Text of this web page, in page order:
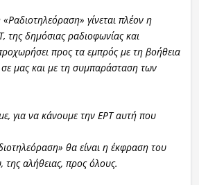
γίνεται πλέον η
της δημόσιας ραδιοφωνίας και
προς τα εμπρός με τη βοήθεια
μας και με τη συμπαράσταση των
για να κάνουμε την ΕΡΤ αυτή που
θα είναι η έκφραση του
αλήθειας, προς όλους.